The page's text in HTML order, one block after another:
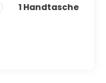
1 Handtasche